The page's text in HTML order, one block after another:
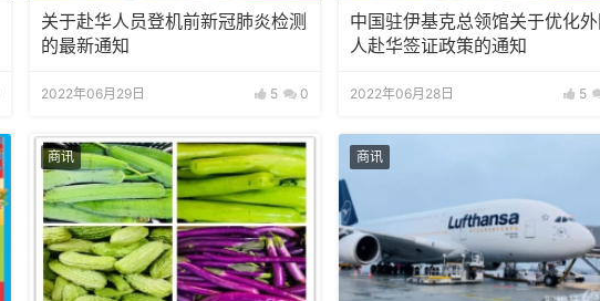
关于赴华人员登机前新冠肺炎检测
的最新通知
2022年06月29日 5 0
中国驻伊基克总领馆关于优化
人赴华签证政策的通知
2022年06月28日 5
商讯 商讯